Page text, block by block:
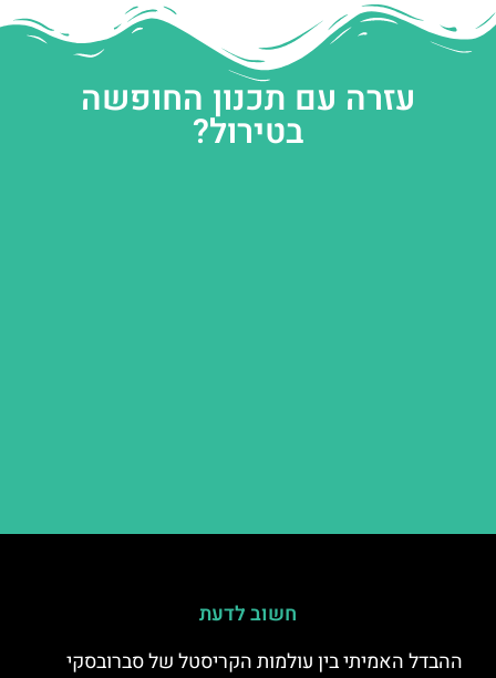
עזרה עם תכנון החופשה
בטירול?
חשוב לדעת
ההבדל האמיתי בין עולמות הקריסטל של סברובסקי